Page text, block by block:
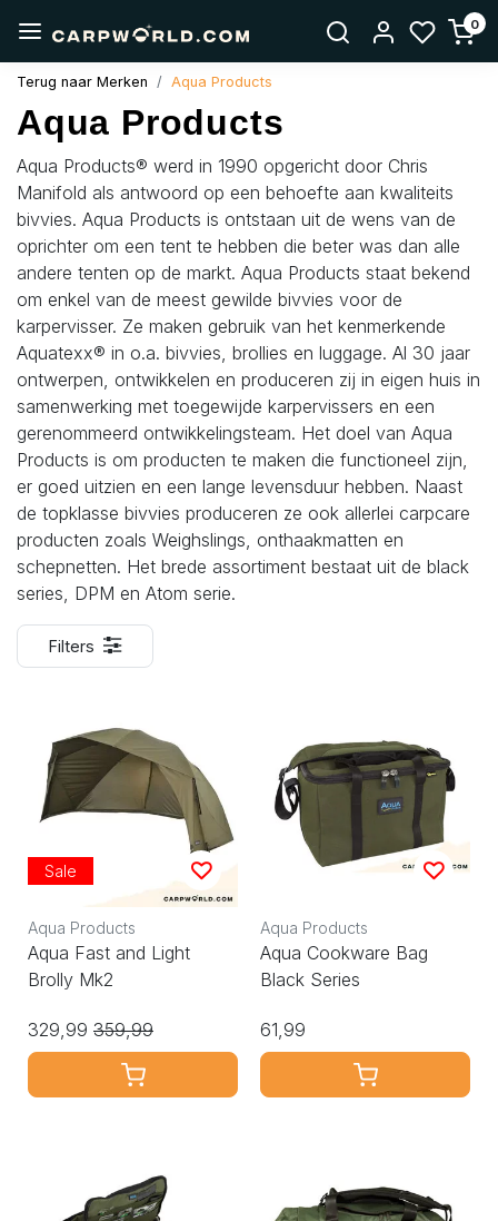
0
Terug naar Merken Aqua Products
Aqua Products
Aqua Products® werd in 1990 opgericht door Chris
Manifold als antwoord op een behoefte aan kwaliteits
bivvies. Aqua Products is ontstaan uit de wens van de
oprichter om een tent te hebben die beter was dan alle
andere tenten op de markt. Aqua Products staat bekend
om enkel van de meest gewilde bivvies voor de
karpervisser. Ze maken gebruik van het kenmerkende
Aquatexx® in o.a. bivvies, brollies en luggage. Al 30 jaar
ontwerpen, ontwikkelen en produceren zij in eigen huis in
samenwerking met toegewijde karpervissers en een
gerenommeerd ontwikkelingsteam. Het doel van Aqua
Products is om producten te maken die functioneel zijn,
er goed uitzien en een lange levensduur hebben. Naast
de topklasse bivvies produceren ze ook allerlei carpcare
producten zoals Weighslings, onthaakmatten en
schepnetten. Het brede assortiment bestaat uit de black
series, DPM en Atom serie.
Filters
Sale
Aqua Products
Aqua Fast and Light
Brolly Mk2
329,99 359,99
Aqua Products
Aqua Cookware Bag
Black Series
61,99